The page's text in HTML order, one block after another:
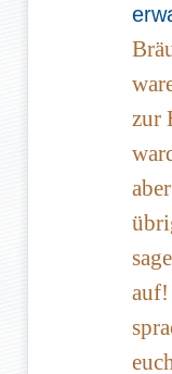
zur
auf!